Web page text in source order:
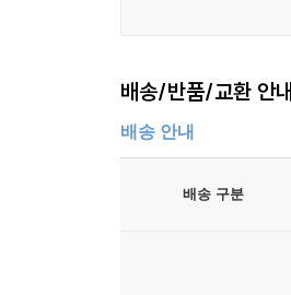
배송/반품/교환 안내
배송 안내
배송 구분